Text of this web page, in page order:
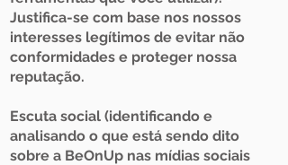
Justifica-se com base nos nossos
interesses legítimos de evitar não
conformidades e proteger nossa
reputação.
Escuta social (identificando e
analisando o que está sendo dito
sobre a BeOnUp nas mídias sociais